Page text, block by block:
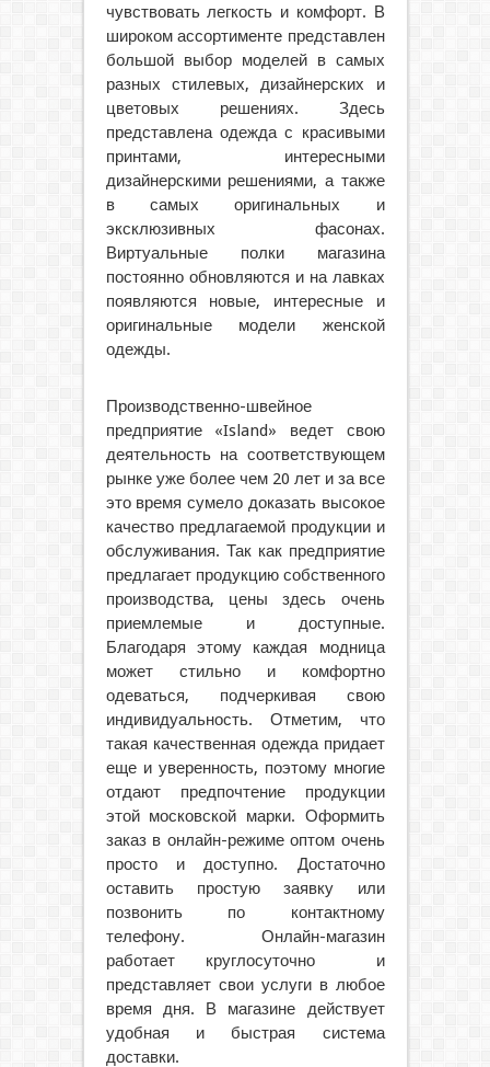
чувствовать легкость и комфорт. В
широком ассортименте представлен
большой выбор моделей в самых
разных стилевых, дизайнерских и
цветовых решениях. Здесь
представлена одежда с красивыми
принтами, интересными
дизайнерскими решениями, а также
в самых оригинальных и
эксклюзивных фасонах.
Виртуальные полки магазина
постоянно обновляются и на лавках
появляются новые, интересные и
оригинальные модели женской
одежды.
Производственно-швейное
предприятие «Island» ведет свою
деятельность на соответствующем
рынке уже более чем 20 лет и за все
это время сумело доказать высокое
качество предлагаемой продукции и
обслуживания. Так как предприятие
предлагает продукцию собственного
производства, цены здесь очень
приемлемые и доступные.
Благодаря этому каждая модница
может стильно и комфортно
одеваться, подчеркивая свою
индивидуальность. Отметим, что
такая качественная одежда придает
еще и уверенность, поэтому многие
отдают предпочтение продукции
этой московской марки. Оформить
заказ в онлайн-режиме оптом очень
просто и доступно. Достаточно
оставить простую заявку или
позвонить по контактному
телефону. Онлайн-магазин
работает круглосуточно и
представляет свои услуги в любое
время дня. В магазине действует
удобная и быстрая система
доставки.